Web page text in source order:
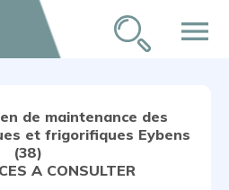
menu
de maintenance des
et frigorifiques Eybens
(38)
A CONSULTER